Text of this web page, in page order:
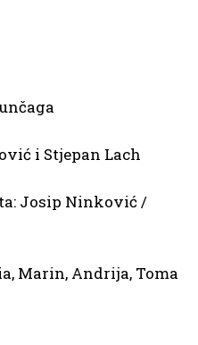
i Stjepan Lach
Josip Ninković /
Marin, Andrija, Toma